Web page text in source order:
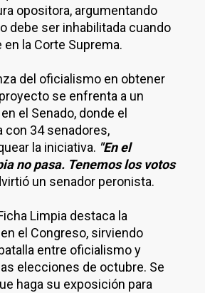
opositora, argumentando
debe ser inhabilitada cuando
la Corte Suprema.
del oficialismo en obtener
se enfrenta a un
el Senado, donde el
con 34 senadores,
la iniciativa. "En el
no pasa. Tenemos los votos
un senador peronista.
Limpia destaca la
el Congreso, sirviendo
entre oficialismo y
elecciones de octubre. Se
haga su exposición para